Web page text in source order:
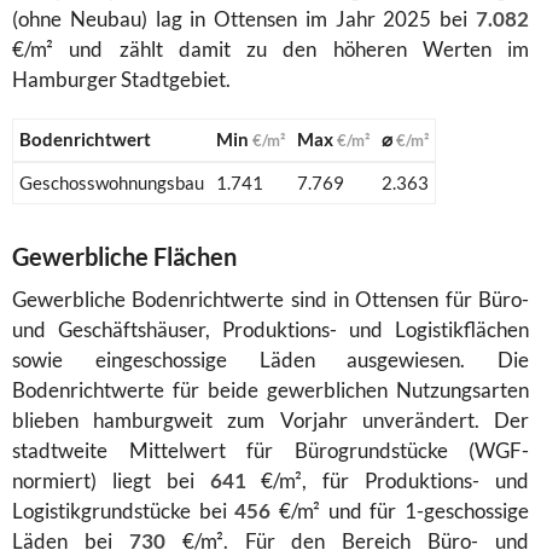
(ohne Neubau) lag in Ottensen im Jahr 2025 bei 7.082
€/m² und zählt damit zu den höheren Werten im
Hamburger Stadtgebiet.
Bodenrichtwert Min €/m² Max€/m² ⌀€/m²
Geschosswohnungsbau 1.741 7.769 2.363
Gewerbliche Flächen
Gewerbliche Bodenrichtwerte sind in Ottensen für Büro-
und Geschäftshäuser, Produktions- und Logistikflächen
sowie eingeschossige Läden ausgewiesen. Die
Bodenrichtwerte für beide gewerblichen Nutzungsarten
blieben hamburgweit zum Vorjahr unverändert. Der
stadtweite Mittelwert für Bürogrundstücke (WGF-
normiert) liegt bei 641 €/m², für Produktions- und
Logistikgrundstücke bei456 €/m² und für 1-geschossige
Läden bei 730€/m². Für den Bereich Büro- und